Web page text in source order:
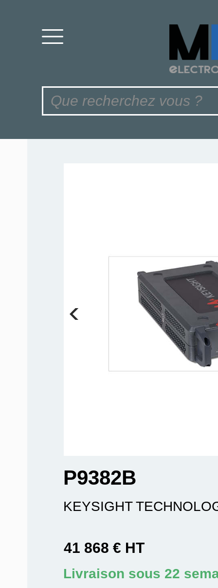
P9382B
KEYSIGHT
41 868 € HT
Livraison sous 22